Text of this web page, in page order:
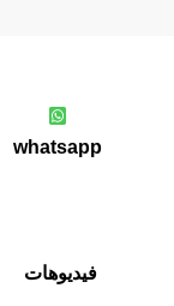
فيديوهات
whatsapp